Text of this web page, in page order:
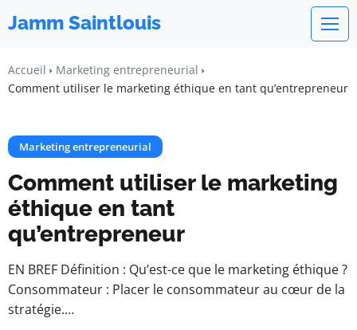
Jamm Saintlouis
Accueil
Marketing entrepreneurial
Comment utiliser le marketing éthique en tant qu’entrepreneur
Marketing entrepreneurial
Comment utiliser le marketing
éthique en tant
qu’entrepreneur
EN BREF Définition : Qu’est-ce que le marketing éthique ?
Consommateur : Placer le consommateur au cœur de la
stratégie.…